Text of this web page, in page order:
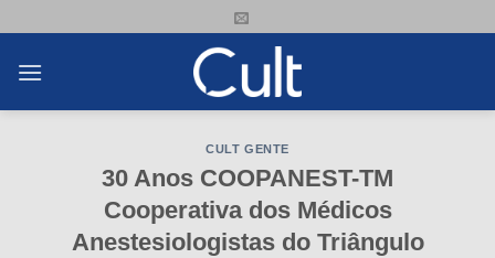
content
CULT GENTE
30 Anos COOPANEST-TM
Cooperativa dos Médicos
Anestesiologistas do Triângulo